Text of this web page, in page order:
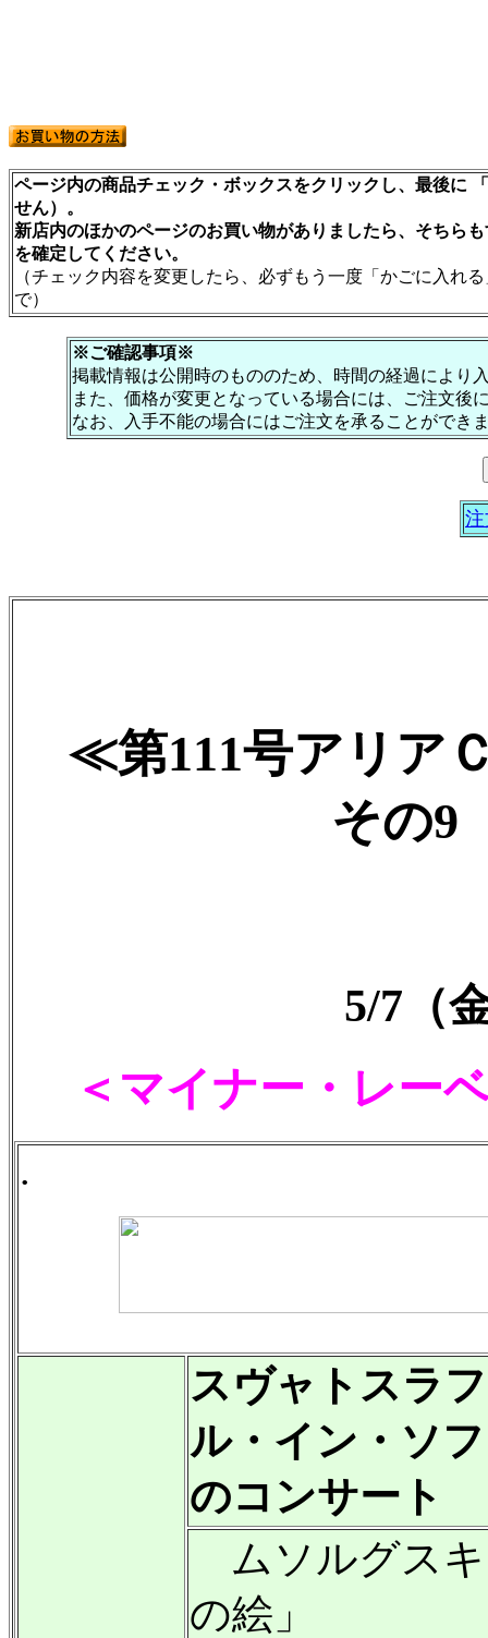
ページ内の商品チェック・ボックスをクリックし、最後に
せん）。
新店内のほかのページのお買い物がありましたら、そちら
を確定してください。
（チェック内容を変更したら、必ずもう一度「かごに入れ
で）
※ご確認事項※
掲載情報は公開時のもののため、時間の経過により
また、価格が変更となっている場合には、ご注文後
なお、入手不能の場合にはご注文を承ることができ
≪第111号アリア
その9
5/7（
＜マイナー・レー
.
スヴャトスラ
ル・イン・ソ
のコンサート
ムソルグスキ
の絵」